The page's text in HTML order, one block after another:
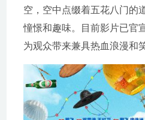
空，空中点缀着五花八门的
憧憬和趣味。目前影片已官
为观众带来兼具热血浪漫和